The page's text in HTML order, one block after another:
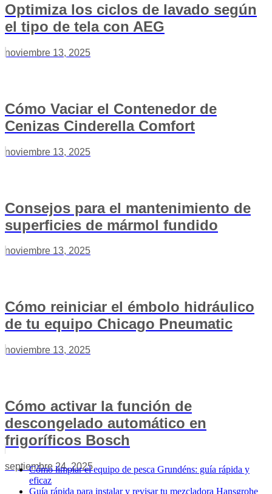
Optimiza los ciclos de lavado según
el tipo de tela con AEG
noviembre 13, 2025
Cómo Vaciar el Contenedor de
Cenizas Cinderella Comfort
noviembre 13, 2025
Consejos para el mantenimiento de
superficies de mármol fundido
noviembre 13, 2025
Cómo reiniciar el émbolo hidráulico
de tu equipo Chicago Pneumatic
noviembre 13, 2025
Cómo activar la función de
descongelado automático en
frigoríficos Bosch
septiembre 24, 2025
Cómo limpiar el equipo de pesca Grundéns: guía rápida y
eficaz
Guía rápida para instalar y revisar tu mezcladora Hansgrohe